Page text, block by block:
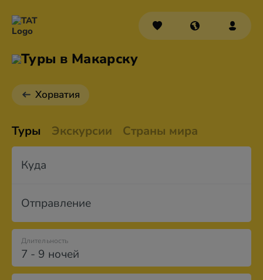
Туры в Макарску
Хорватия
Туры Экскурсии Страны мира
Куда
Отправление
7 - 9 ночей
Длительность